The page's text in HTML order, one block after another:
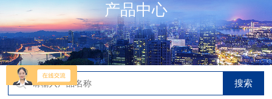
产品中心